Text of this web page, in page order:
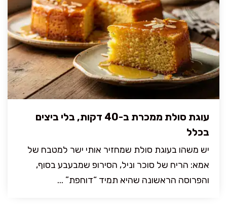
עוגת סולת ממכרת ב-40 דקות, בלי ביצים
בכלל
יש משהו בעוגת סולת שמחזיר אותי ישר למטבח של
אמא: הריח של סוכר וניל, הסירופ שמבעבע בסוף,
והפרוסה הראשונה שהיא תמיד “דוחפת” ...